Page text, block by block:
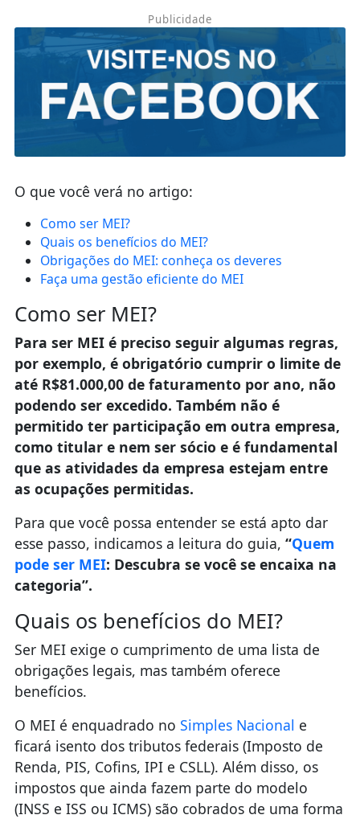
Publicidade
O que você verá no artigo:
Como ser MEI?
Quais os benefícios do MEI?
Obrigações do MEI: conheça os deveres
Faça uma gestão eficiente do MEI
Como ser MEI?
Para ser MEI é preciso seguir algumas regras,
por exemplo, é obrigatório cumprir o limite de
até R$81.000,00 de faturamento por ano, não
podendo ser excedido. Também não é
permitido ter participação em outra empresa,
como titular e nem ser sócio e é fundamental
que as atividades da empresa estejam entre
as ocupações permitidas.
Para que você possa entender se está apto dar
esse passo, indicamos a leitura do guia, “Quem
pode ser MEI: Descubra se você se encaixa na
categoria”.
Quais os benefícios do MEI?
Ser MEI exige o cumprimento de uma lista de
obrigações legais, mas também oferece
benefícios.
O MEI é enquadrado no Simples Nacional e
ficará isento dos tributos federais (Imposto de
Renda, PIS, Cofins, IPI e CSLL). Além disso, os
impostos que ainda fazem parte do modelo
(INSS e ISS ou ICMS) são cobrados de uma forma